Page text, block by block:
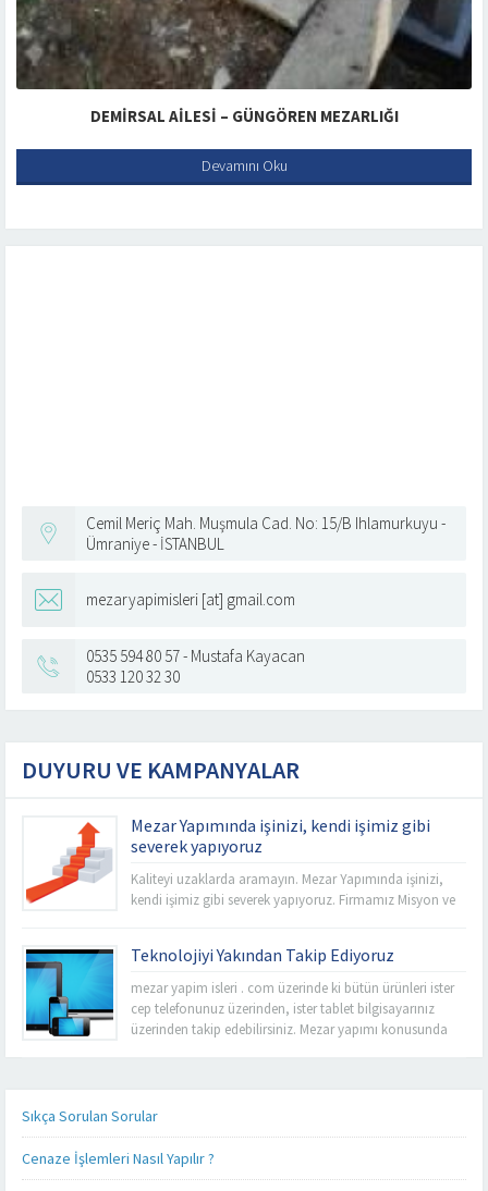
DEMIRSAL AILESI – GÜNGÖREN MEZARLIĞI
Devamını Oku
Cemil Meriç Mah. Muşmula Cad. No: 15/B Ihlamurkuyu -
Ümraniye - İSTANBUL
mezaryapimisleri [at] gmail.com
0535 594 80 57 - Mustafa Kayacan
0533 120 32 30
DUYURU VE KAMPANYALAR
Mezar Yapımında işinizi, kendi işimiz gibi
severek yapıyoruz
Kaliteyi uzaklarda aramayın. Mezar Yapımında işinizi,
kendi işimiz gibi severek yapıyoruz. Firmamız Misyon ve
fiyatlarla buluşturup işçiliğimize yansıtıyoruz. Rahmet’i
Rahman’a uğurladımız sevdiklerimizin ebedi
istirahatgahlarını en uygun fiyat seçeneklerini sizelere
sunarak yapabilme imkanına sahibiz. Mezarlık
Teknolojiyi Yakından Takip Ediyoruz
mezar yapim isleri . com üzerinde ki bütün ürünleri ister
cep telefonunuz üzerinden, ister tablet bilgisayarınız
üzerinden takip edebilirsiniz. Mezar yapımı konusunda
güncel ürünlerimizi, ürün fiyatlarımızı ve firmamız
hakkında ki son gelişmeleri yakından takip...
Sıkça Sorulan Sorular
Cenaze İşlemleri Nasıl Yapılır ?